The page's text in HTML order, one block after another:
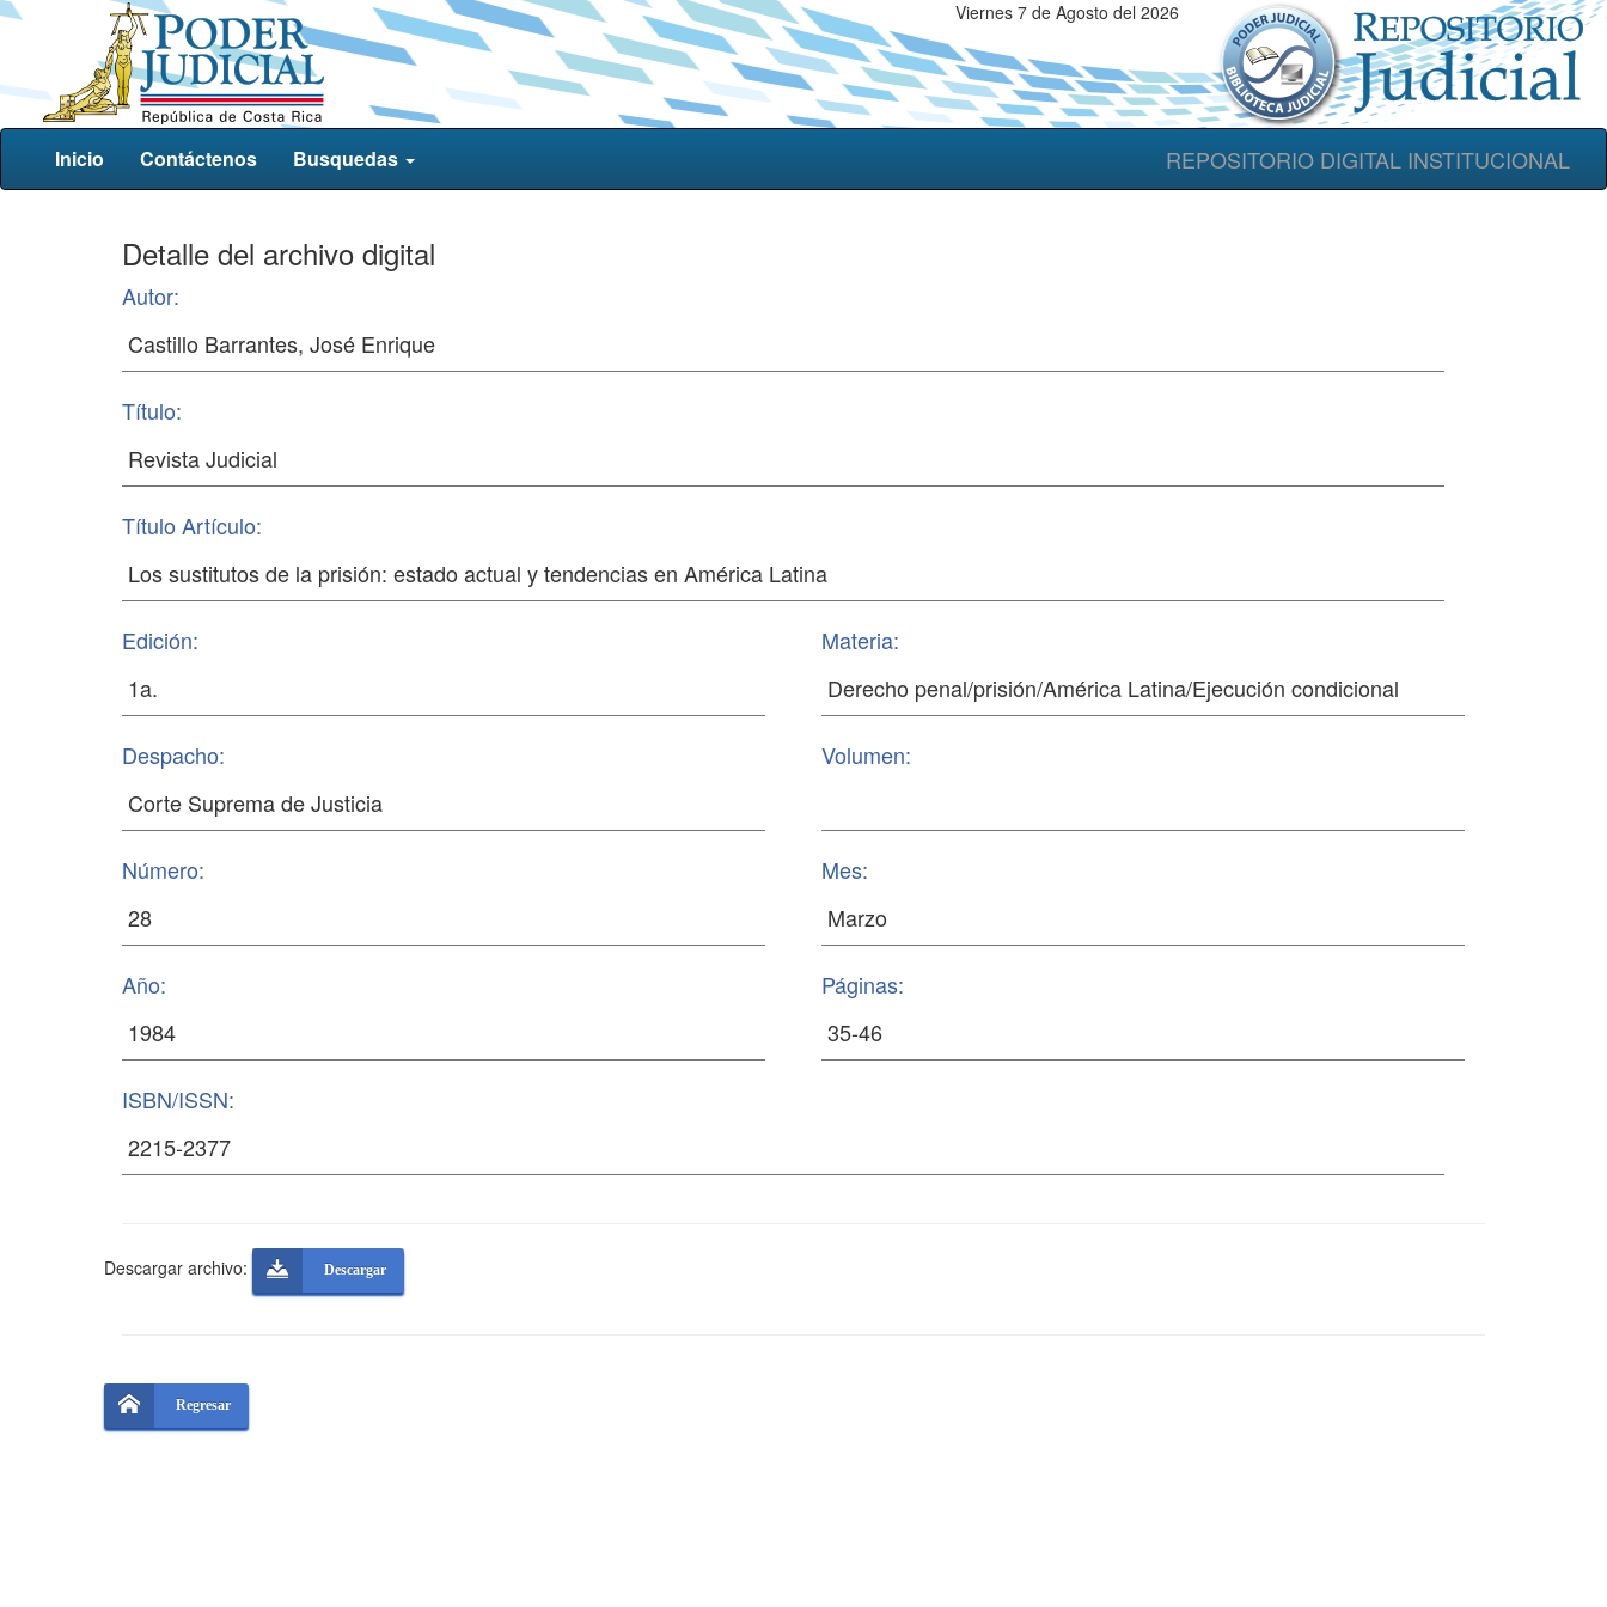
Viernes 7 de Agosto del 2026
REPOSITORIO DIGITAL INSTITUCIONAL
Inicio Contáctenos Busquedas
Detalle del archivo digital
Autor:
Título:
Título Artículo:
Edición: Materia:
Despacho: Volumen:
Número: Mes:
Año: Páginas:
ISBN/ISSN:
Descargar archivo: Descargar
Regresar